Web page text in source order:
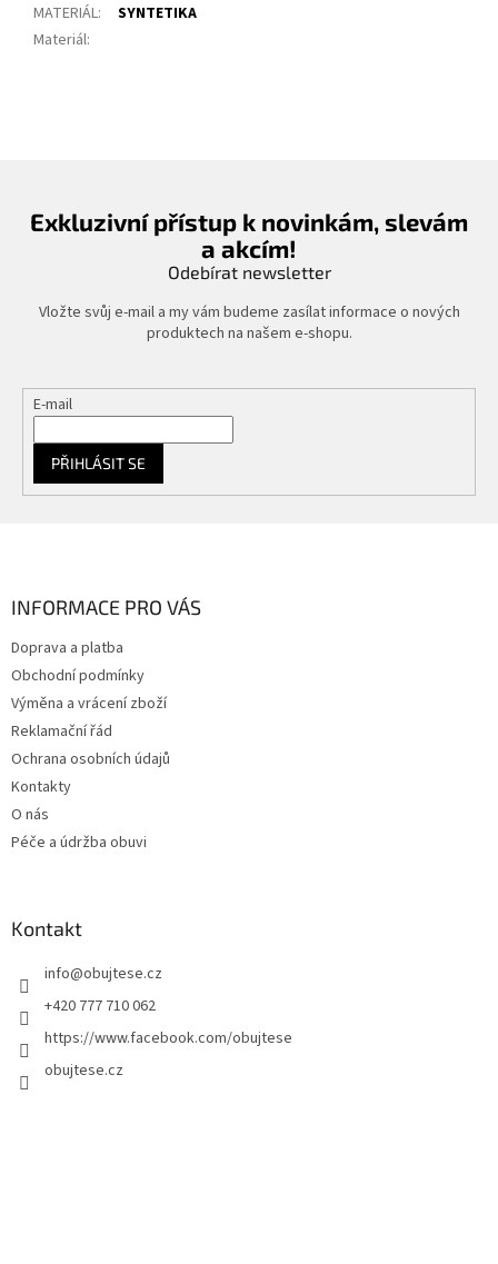
MATERIÁL:
SYNTETIKA
Materiál:
Exkluzivní přístup k novinkám, slevám
a akcím!
Odebírat newsletter
Vložte svůj e-mail a my vám budeme zasílat informace o nových
produktech na našem e-shopu.
E-mail
PŘIHLÁSIT SE
INFORMACE PRO VÁS
Doprava a platba
Obchodní podmínky
Výměna a vrácení zboží
Reklamační řád
Ochrana osobních údajů
Kontakty
O nás
Péče a údržba obuvi
Kontakt
info@obujtese.cz
+420 777 710 062
https://www.facebook.com/obujtese
obujtese.cz